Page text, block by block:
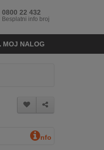
0800 22 432
Besplatni info broj
MOJ NALOG
nfo